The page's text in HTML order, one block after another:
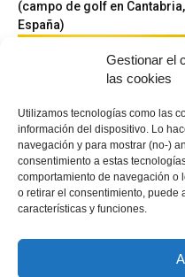
Gestionar el
las cookies
Utilizamos tecnologías como las
información del dispositivo. Lo
navegación y para mostrar (no-)
consentimiento a estas
comportamiento de navegación o
o retirar el consentimiento, puede
características y funciones.
(campo de golf en Cantabria,
España)
Palos
Los híbridos: cuándo y cómo
utilizarlos